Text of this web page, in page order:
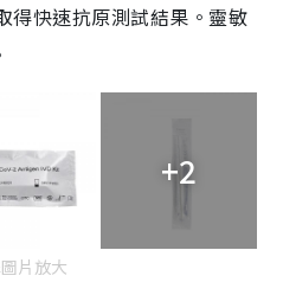
得快速抗原測試結果。靈敏
+2
片放大